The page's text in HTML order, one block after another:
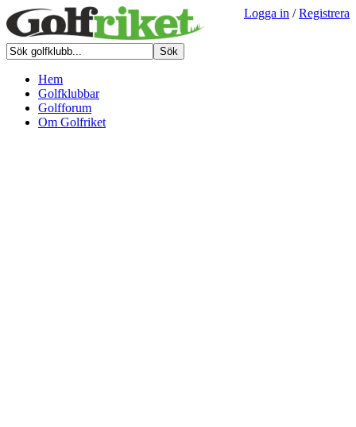
Logga in /Registrera
Hem
Golfklubbar
Golfforum
Om Golfriket